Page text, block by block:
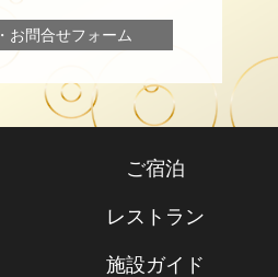
お問合せフォーム
ご宿泊
レストラン
施設ガイド